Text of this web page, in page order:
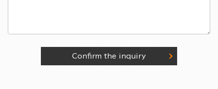
Confirm the inquiry